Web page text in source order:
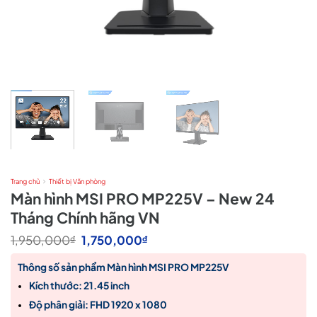
Trang chủ Thiết bị Văn phòng
Màn hình MSI PRO MP225V – New 24
Tháng Chính hãng VN
1,950,000₫ Giá
gốc
là:
1,950,000₫.
1,750,000₫Giá
tại
là:
Thông số sản phẩm Màn hình MSI PRO MP225V
Kích thước: 21.45 inch
Độ phân giải: FHD 1920 x 1080